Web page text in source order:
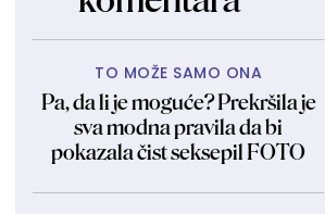
TO MOŽE SAMO ONA
Pa, da li je moguće? Prekršila je
sva modna pravila da bi
pokazala čist seksepil FOTO